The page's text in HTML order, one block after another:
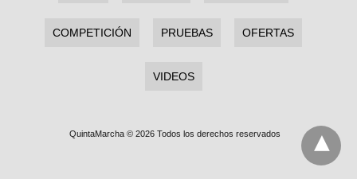
COMPETICIÓN PRUEBAS OFERTAS
VIDEOS
QuintaMarcha © 2026 Todos los derechos reservados